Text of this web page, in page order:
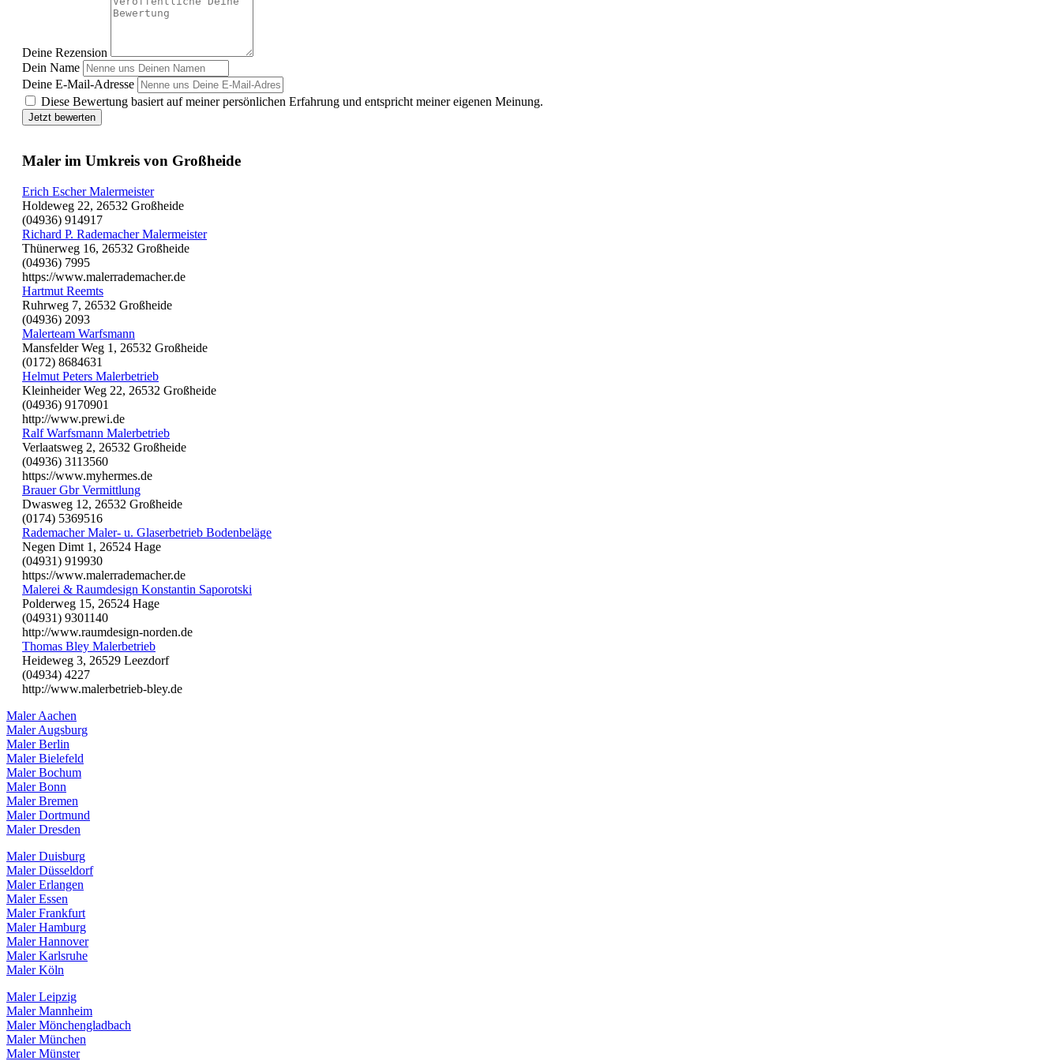
Deine Rezension
Dein Name
Deine E-Mail-Adresse
Diese Bewertung basiert auf meiner persönlichen Erfahrung und entspricht meiner eigenen Meinung.
Jetzt bewerten
Maler im Umkreis von Großheide
Erich Escher Malermeister
Holdeweg 22, 26532 Großheide
(04936) 914917
Richard P. Rademacher Malermeister
Thünerweg 16, 26532 Großheide
(04936) 7995
https://www.malerrademacher.de
Hartmut Reemts
Ruhrweg 7, 26532 Großheide
(04936) 2093
Malerteam Warfsmann
Mansfelder Weg 1, 26532 Großheide
(0172) 8684631
Helmut Peters Malerbetrieb
Kleinheider Weg 22, 26532 Großheide
(04936) 9170901
http://www.prewi.de
Ralf Warfsmann Malerbetrieb
Verlaatsweg 2, 26532 Großheide
(04936) 3113560
https://www.myhermes.de
Brauer Gbr Vermittlung
Dwasweg 12, 26532 Großheide
(0174) 5369516
Rademacher Maler- u. Glaserbetrieb Bodenbeläge
Negen Dimt 1, 26524 Hage
(04931) 919930
https://www.malerrademacher.de
Malerei & Raumdesign Konstantin Saporotski
Polderweg 15, 26524 Hage
(04931) 9301140
http://www.raumdesign-norden.de
Thomas Bley Malerbetrieb
Heideweg 3, 26529 Leezdorf
(04934) 4227
http://www.malerbetrieb-bley.de
Maler Aachen
Maler Augsburg
Maler Berlin
Maler Bielefeld
Maler Bochum
Maler Bonn
Maler Bremen
Maler Dortmund
Maler Dresden
Maler Duisburg
Maler Düsseldorf
Maler Erlangen
Maler Essen
Maler Frankfurt
Maler Hamburg
Maler Hannover
Maler Karlsruhe
Maler Köln
Maler Leipzig
Maler Mannheim
Maler Mönchengladbach
Maler München
Maler Münster